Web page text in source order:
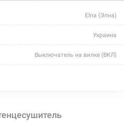
Elna (Элна)
Украина
Выключатель на вилке (ВКЛ)